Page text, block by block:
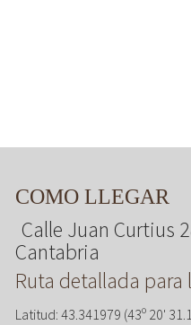
COMO LLEGAR
Calle Juan Curtius
Cantabria
Ruta detallada para
Latitud: 43.341979 (43º 20'